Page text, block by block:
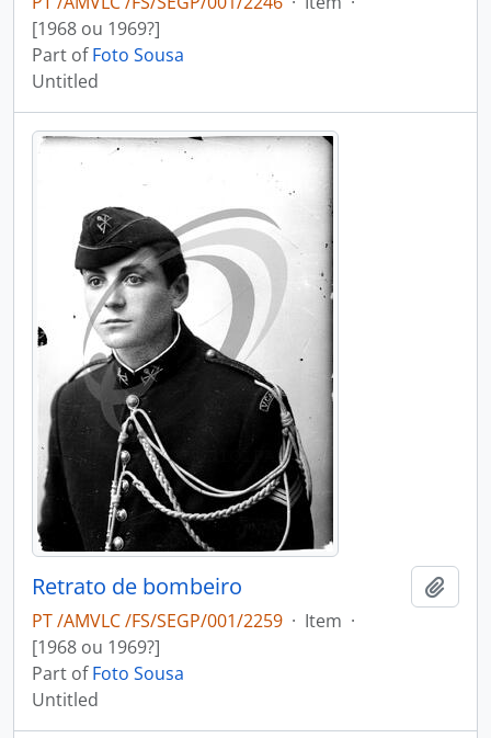
[1968 ou 1969?]
Part ofFoto Sousa
Untitled
Retrato de bombeiro
PT /AMVLC /FS/SEGP/001/2259 · Item ·
[1968 ou 1969?]
Part ofFoto Sousa
Untitled